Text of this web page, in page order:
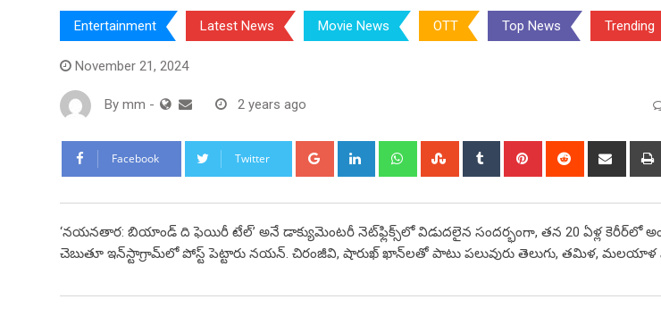
Entertainment Latest News Movie News OTT Top News Trending
November 21, 2024
By mm - 2 years ago
Facebook Twitter Google+ LinkedIn WhatsappStumbleUpon
Tumblr Pinterest Reddit
Share
‘నయనతార: బియాండ్ ది ఫెయిరీ టేల్’ అనే డాక్యుమెంటరీ నెట్‌ఫ్లిక్స్‌లో విడుదలైన సందర్భంగా, తన 20 ఏళ్ల కెరీర్‌లో
చెబుతూ ఇన్‌స్టాగ్రామ్‌లో పోస్ట్ పెట్టారు నయన్. చిరంజీవి, షారుఖ్ ఖాన్‌లతో పాటు పలువురు తెలుగు, తమిళ, మలయాళ సినీ